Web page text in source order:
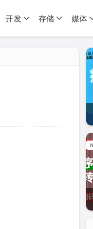
开发 存储 媒体